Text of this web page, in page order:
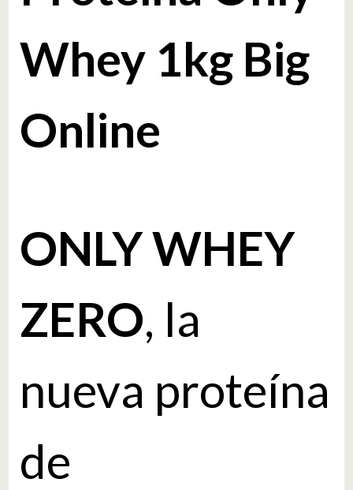
Whey 1kg Big
Online
ONLY WHEY
ZERO, la
nueva proteína
de